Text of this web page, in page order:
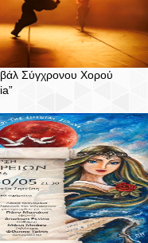
Σύγχρονου Χορού